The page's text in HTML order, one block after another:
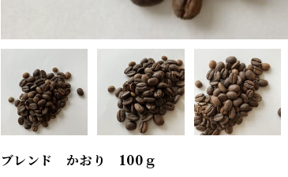
ブレンド かおり 100ｇ